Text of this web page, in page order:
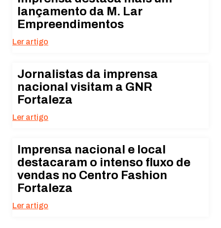
lançamento da M. Lar
Empreendimentos
Ler artigo
Jornalistas da imprensa
nacional visitam a GNR
Fortaleza
Ler artigo
Imprensa nacional e local
destacaram o intenso fluxo de
vendas no Centro Fashion
Fortaleza
Ler artigo